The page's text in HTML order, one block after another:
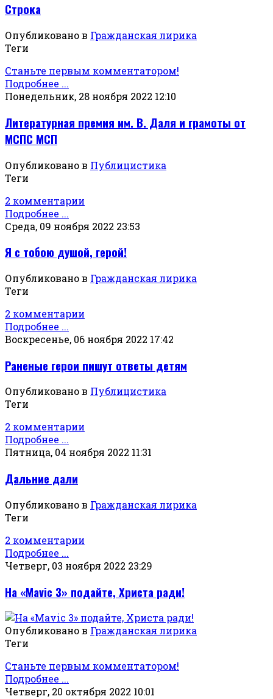
Строка
Опубликовано в Гражданская лирика
Теги
Станьте первым комментатором!
Подробнее ...
Понедельник, 28 ноября 2022 12:10
Литературная премия им. В. Даля и грамоты от
МСПС МСП
Опубликовано в Публицистика
Теги
2 комментарии
Подробнее ...
Среда, 09 ноября 2022 23:53
Я с тобою душой, герой!
Опубликовано в Гражданская лирика
Теги
2 комментарии
Подробнее ...
Воскресенье, 06 ноября 2022 17:42
Раненые герои пишут ответы детям
Опубликовано в Публицистика
Теги
2 комментарии
Подробнее ...
Пятница, 04 ноября 2022 11:31
Дальние дали
Опубликовано в Гражданская лирика
Теги
2 комментарии
Подробнее ...
Четверг, 03 ноября 2022 23:29
На «Mavic 3» подайте, Христа ради!
Опубликовано в Гражданская лирика
Теги
Станьте первым комментатором!
Подробнее ...
Четверг, 20 октября 2022 10:01